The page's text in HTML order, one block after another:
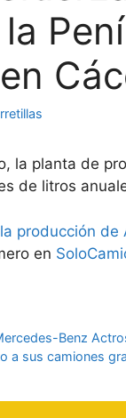
la planta de
de litros
producción
en
Benz
a sus camiones